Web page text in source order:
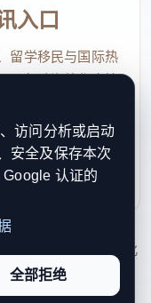
入口
留学移民与国际热
，帮助海外华人快
理站务、投稿与权
本网站持续优化
提升品牌信任感和
访问分析或启动
安全及保存本次
认证的
全部拒绝